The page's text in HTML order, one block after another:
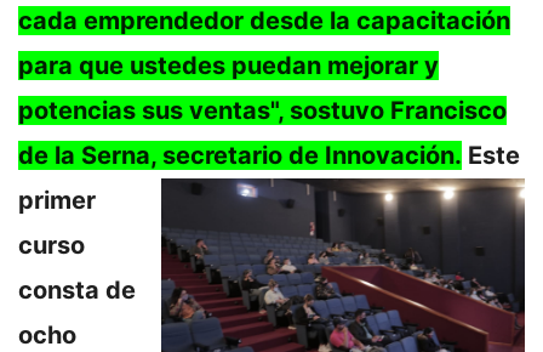
cada emprendedor desde la capacitación
para que ustedes puedan mejorar y
potencias sus ventas", sostuvo Francisco
de la Serna, secretario de Innovación. Este
primer
curso
consta de
ocho